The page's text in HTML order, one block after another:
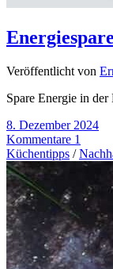
Veröffentlicht von
Spare Energie in
8. Dezember 2024
Kommentare 1
Küchentipps /